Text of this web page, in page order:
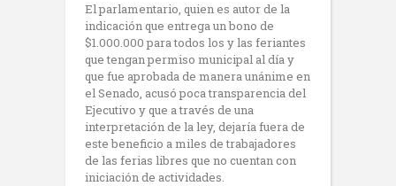
El parlamentario, quien es autor de la
indicación que entrega un bono de
$1.000.000 para todos los y las feriantes
que tengan permiso municipal al día y
que fue aprobada de manera unánime en
el Senado, acusó poca transparencia del
Ejecutivo y que a través de una
interpretación de la ley, dejaría fuera de
este beneficio a miles de trabajadores
de las ferias libres que no cuentan con
iniciación de actividades.